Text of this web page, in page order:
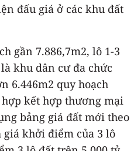
đấu giá ở các khu đất
gần 7.886,7m2, lô 1-3
khu dân cư đa chức
6.446m2 quy hoạch
kết hợp thương mại
bảng giá đất mới theo
giá khởi điểm của 3 lô